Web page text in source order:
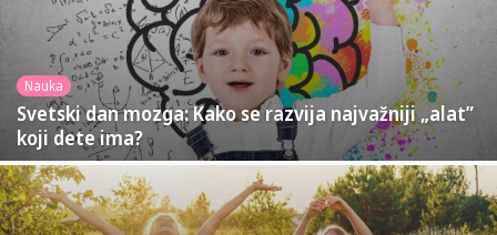
Nauka
Svetski dan mozga: Kako se razvija najvažniji „alat”
koji dete ima?